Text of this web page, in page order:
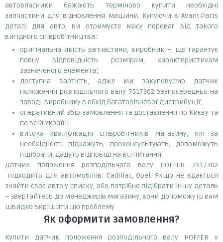
автовласники бажають терміново купити необхідні
запчастини для відновлення машини. Купуючи в Avant.Parts
деталі для авто, ви отримуєте масу переваг від такого
вигідного співробітництва:
оригінальна якість запчастини, виробник –, що гарантує
повну відповідність розмірам, характеристикам
зазначеного елемента;
доступна вартість, адже ми закуповуємо датчик
положення розподільчого валу 7517302 безпосередньо на
заводі-виробнику в обхід багаторівневої дистрибуції;
оперативний збір замовлення та доставлення по Києву та
по всій Україні;
висока кваліфікація співробітників магазину, які за
необхідності підкажуть, проконсультують, допоможуть
підібрати, дадуть відповіді на всі питання.
Датчик положення розподільчого валу HOFFER 7517302
підходить для автомобілів: Cadillac, Opel. Якщо не вдається
знайти своє авто у списку, або потрібно підібрати іншу деталь
– звертайтесь до менеджерів магазину, вони допоможуть вам
швидко вирішити цю проблему.
Як оформити замовлення?
Купити датчик положення розподільчого валу HOFFER у